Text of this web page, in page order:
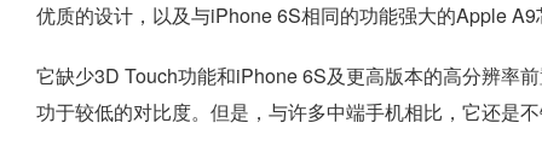
优质的设计，以及与iPhone 6S相同的功能强大的Apple
它缺少3D Touch功能和iPhone 6S及更高版本的高分辨率
功于较低的对比度。但是，与许多中端手机相比，它还是